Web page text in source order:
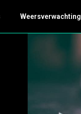
Weersverwachting